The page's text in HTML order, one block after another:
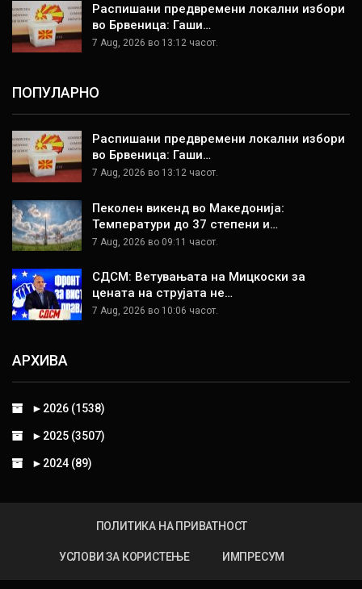
Распишани предвремени локални избори
во Брвеница: Гаши…
7 Aug, 2026 во 13:12 часот.
ПОПУЛАРНО
Распишани предвремени локални избори
во Брвеница: Гаши…
7 Aug, 2026 во 13:12 часот.
Пеколен викенд во Македонија:
Температури до 37 степени и…
7 Aug, 2026 во 09:11 часот.
СДСМ: Ветувањата на Мицкоски за
цената на струјата не…
7 Aug, 2026 во 10:06 часот.
АРХИВА
► 2026 (1538)
► 2025 (3507)
► 2024 (89)
ПОЛИТИКА НА ПРИВАТНОСТ
УСЛОВИ ЗА КОРИСТЕЊЕ ИМПРЕСУМ